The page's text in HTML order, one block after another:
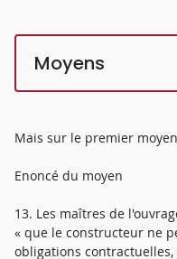
Moyens
Mais sur le premier
Enoncé du moyen
13. Les maîtres de
« que le constructeur ne
obligations